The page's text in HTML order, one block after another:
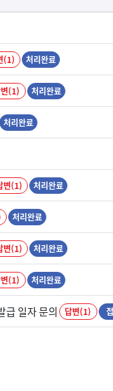
(1) 처리완료
(1) 처리완료
처리완료
변(1) 처리완료
처리완료
변(1) 처리완료
(1) 처리완료
급 일자 문의 답변(1)